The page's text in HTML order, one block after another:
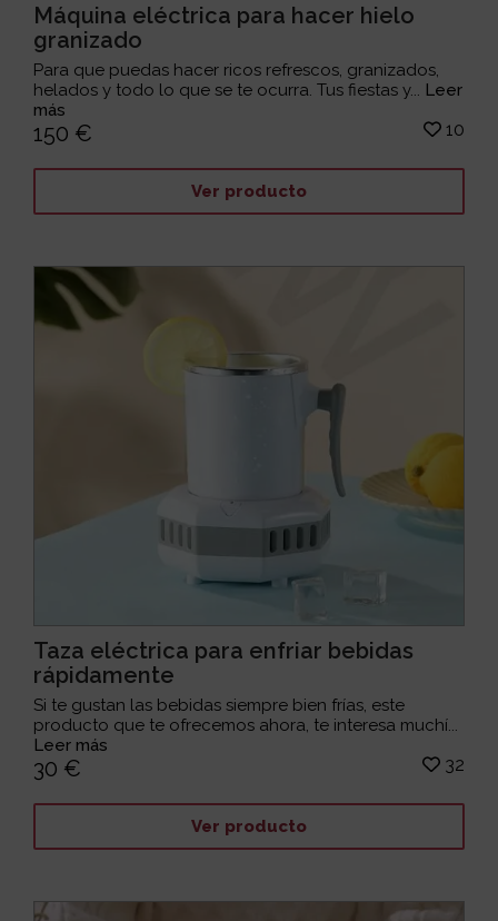
Máquina eléctrica para hacer hielo
granizado
Para que puedas hacer ricos refrescos, granizados,
helados y todo lo que se te ocurra. Tus fiestas y... Leer
más
150 € 10
Ver producto
Taza eléctrica para enfriar bebidas
rápidamente
Si te gustan las bebidas siempre bien frías, este
producto que te ofrecemos ahora, te interesa muchí...
Leer más
30 € 32
Ver producto